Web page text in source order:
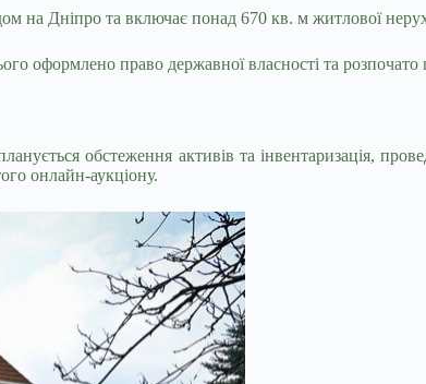
на Дніпро та включає понад 670 кв. м житлової
право державної власності та розпочато
обстеження активів та інвентаризація,
онлайн-аукціону.